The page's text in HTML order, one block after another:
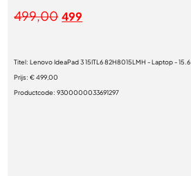
499,00 499
Titel:Lenovo IdeaPad 3 15ITL6 82H8015LMH - Laptop - 15.6
Prijs:€ 499,00
Productcode:9300000033691297